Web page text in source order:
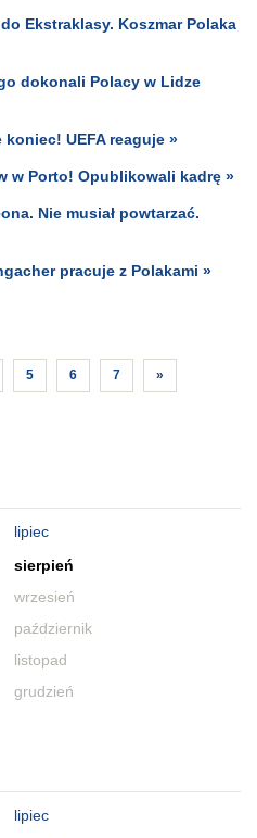
lipiec
sierpień
wrzesień
październik
listopad
grudzień
lipiec
Ekstraklasy. Koszmar Polaka
dokonali Polacy w Lidze
koniec! UEFA reaguje »
w Porto! Opublikowali kadrę »
Nie musiał powtarzać.
pracuje z Polakami »
5 6 7 »